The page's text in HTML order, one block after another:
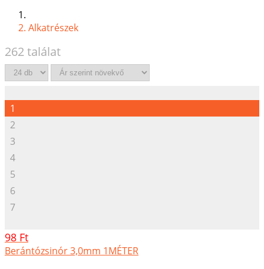
Alkatrészek
262 találat
1
2
3
4
5
6
7
98 Ft
Berántózsinór 3,0mm 1MÉTER